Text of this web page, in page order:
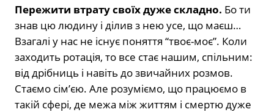
Пережити втрату своїх дуже складно. Бо ти
знав цю людину і ділив з нею усе, що маєш…
Взагалі у нас не існує поняття “твоє-моє”. Коли
заходить ротація, то все стає нашим, спільним:
від дрібниць і навіть до звичайних розмов.
Стаємо сім’єю. Але розуміємо, що працюємо в
такій сфері, де межа між життям і смертю дуже